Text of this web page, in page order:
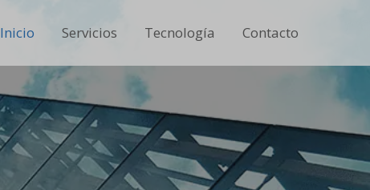
Inicio Servicios Tecnología Contacto